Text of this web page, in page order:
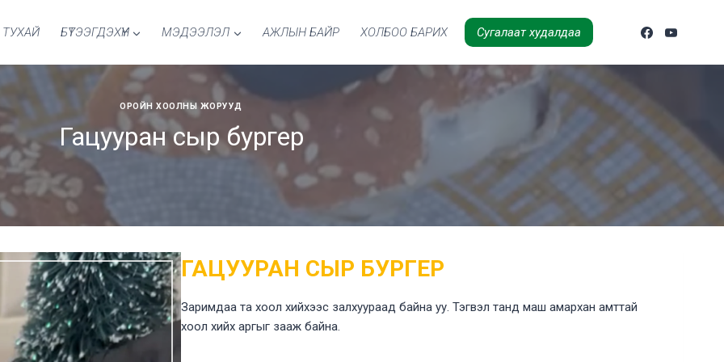
БҮТЭЭГДЭХҮҮН МЭДЭЭЛЭЛ АЖЛЫН БАЙР ХОЛБОО БАРИХ Сугалаат худалдаа
ОРОЙН ХООЛНЫ ЖОРУУД
Гацууран сыр бургер
ГАЦУУРАН СЫР БУРГЕР
Заримдаа та хоол хийхээс залхуураад байна уу. Тэгвэл танд маш амархан амттай
хоол хийх аргыг зааж байна.